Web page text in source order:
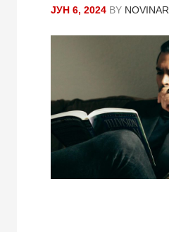
ЈУН 6, 2024 BY NOVINAR